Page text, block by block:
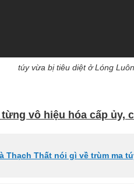
túy vừa bị tiêu diệt ở Lóng
vô hiệu hóa cấp ủy,
Thạch Thất nói gì về trùm ma